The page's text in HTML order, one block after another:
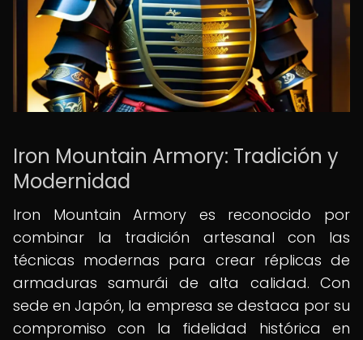
Iron Mountain Armory: Tradición y
Modernidad
Iron Mountain Armory es reconocido por
combinar la tradición artesanal con las
técnicas modernas para crear réplicas de
armaduras samurái de alta calidad. Con
sede en Japón, la empresa se destaca por su
compromiso con la fidelidad histórica en